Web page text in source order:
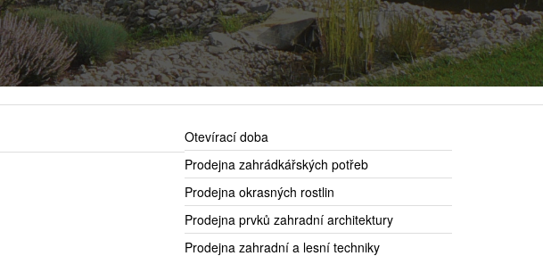
Otevírací doba
Prodejna zahrádkářských potřeb
Prodejna okrasných rostlin
Prodejna prvků zahradní architektury
Prodejna zahradní a lesní techniky